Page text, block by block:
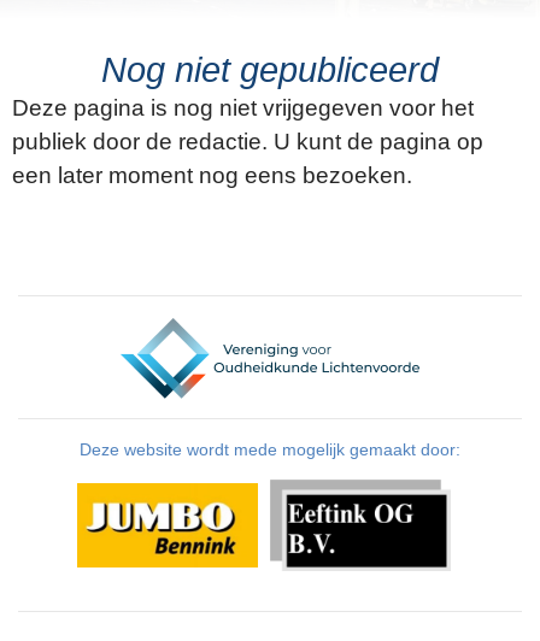
Nog niet gepubliceerd
Deze pagina is nog niet vrijgegeven voor het
publiek door de redactie. U kunt de pagina op
een later moment nog eens bezoeken.
Deze website wordt mede mogelijk gemaakt door: